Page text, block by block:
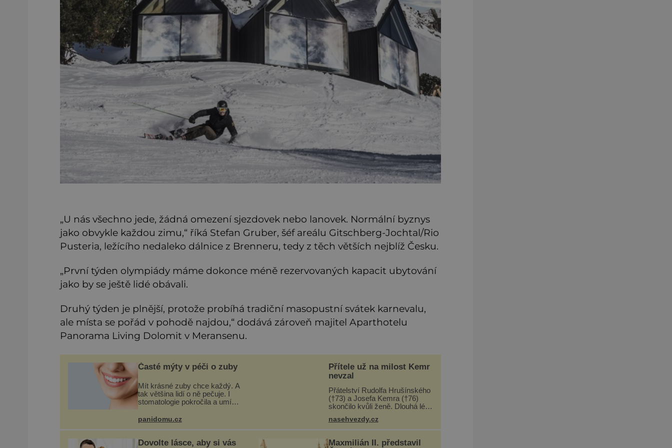
„U nás všechno jede, žádná omezení sjezdovek nebo lanovek. Normální byznys
jako obvykle každou zimu,“ říká Stefan Gruber, šéf areálu Gitschberg-Jochtal/Rio
Pusteria, ležícího nedaleko dálnice z Brenneru, tedy z těch větších nejblíž Česku.
„První týden olympiády máme dokonce méně rezervovaných kapacit ubytování
jako by se ještě lidé obávali.
Druhý týden je plnější, protože probíhá tradiční masopustní svátek karnevalu,
ale místa se pořád v pohodě najdou,“ dodává zároveň majitel Aparthotelu
Panorama Living Dolomit v Meransenu.
Časté mýty v péči o zuby
Mít krásné zuby chce každý. A
tak většina lidí o ně pečuje. I
stomatologie pokročila a umí
některé mýty, které se tradují,
nedaří vyvrátit. Které? Večer
panidomu.cz
Přítele už na milost Kemr
nevzal
Přátelství Rudolfa Hrušínského
(†73) a Josefa Kemra (†76)
skončilo kvůli ženě. Dlouhá léta
z pražského Národního divadla
– Josefa Kemra (†72) a Rudolfa
Hrušínského (†7
nasehvezdy.cz
Dovolte lásce, aby si vás
Maxmilián II. představil